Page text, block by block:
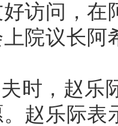
访问，在
院议长阿
时，赵乐
赵乐际表